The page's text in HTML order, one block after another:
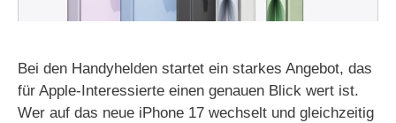
Bei den Handyhelden startet ein starkes Angebot, das
für Apple-Interessierte einen genauen Blick wert ist.
Wer auf das neue iPhone 17 wechselt und gleichzeitig